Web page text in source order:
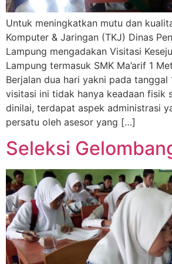
Untuk meningkatkan mutu dan
Komputer & Jaringan (TKJ) Dinas
Lampung mengadakan Visitasi
Lampung termasuk SMK Ma’arif 1
Berjalan dua hari yakni pada tanggal
visitasi ini tidak hanya keadaan fisik
dinilai, terdapat aspek administrasi
persatu oleh asesor yang […]
Seleksi